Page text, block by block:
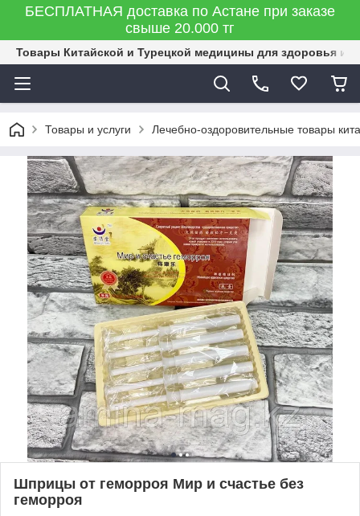
БЕСПЛАТНАЯ доставка по Астане при заказе
свыше 20.000 тг
Товары Китайской и Турецкой медицины для здоровья и
Товары и услуги Лечебно-оздоровительные товары
Шприцы от геморроя Мир и счастье без
геморроя